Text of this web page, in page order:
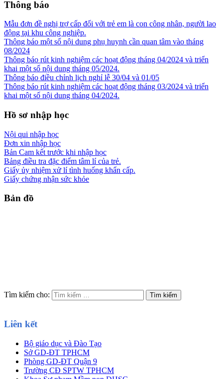
Thông báo
Mẫu đơn đề nghị trợ cấp đối với trẻ em là con công nhân, người lao
động tại khu công nghiệp.
Thông báo một số nội dung phụ huynh cần quan tâm vào tháng
08/2024
Thông báo rút kinh nghiệm các hoạt động tháng 04/2024 và triển
khai một số nội dung tháng 05/2024.
Thông báo điều chỉnh lịch nghỉ lễ 30/04 và 01/05
Thông báo rút kinh nghiệm các hoạt động tháng 03/2024 và triển
khai một số nội dung tháng 04/2024.
Hồ sơ nhập học
Nội qui nhập học
Đơn xin nhập học
Bản Cam kết trước khi nhập học
Bảng điều tra đặc điểm tâm lí của trẻ.
Giấy ủy nhiệm xử lí tình huống khẩn cấp.
Giấy chứng nhận sức khỏe
Bản đồ
Tìm kiếm cho:
Liên kết
Bộ giáo dục và Đào Tạo
Sở GD-ĐT TPHCM
Phòng GD-ĐT Quận 9
Trường CĐ SPTW TPHCM